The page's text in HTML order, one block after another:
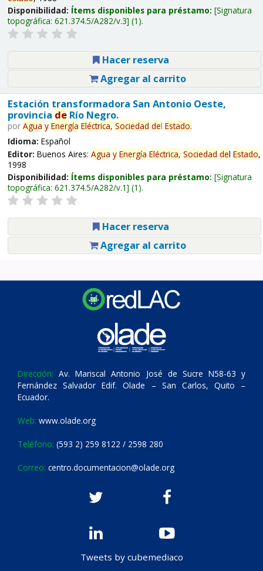
Disponibilidad: Ítems disponibles para préstamo: Signatura
topográfica: 621.374.5/A282/v.3 (1).
Hacer reserva
Agregar al carrito
Estación transformadora San Antonio Oeste,
provincia deRío Negro.
por Agua y Energía Eléctrica, Sociedad del Estado.
Idioma: Español
Editor: Buenos Aires: Agua y Energía Eléctrica, Sociedad del Estado,
1998
Disponibilidad: Ítems disponibles para préstamo: Signatura
topográfica: 621.374.5/A282/v.1 (1).
Hacer reserva
Agregar al carrito
Dirección: Av. Mariscal Antonio José de Sucre N58-63 y
Fernández Salvador Edif. Olade – San Carlos, Quito –
Ecuador.
Web: www.olade.org
Teléfono: (593 2) 259 8122 / 2598 280
Correo: centro.documentacion@olade.org
Tweets by cubemediaco